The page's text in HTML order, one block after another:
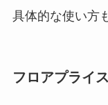
具体的な使い方
フロアプライ